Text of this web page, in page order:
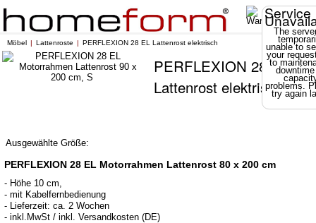
Service
The
unable to
your
to
problems.
try again
Möbel Lattenroste PERFLEXION 28 EL Lattenrost elektrisch
PERFLEXION 28 EL
Lattenrost elektrisch
Ausgewählte Größe:
PERFLEXION 28 EL Motorrahmen Lattenrost 80 x 200 cm
- Höhe 10 cm,
- mit Kabelfernbedienung
- Lieferzeit: ca. 2 Wochen
- inkl.MwSt / inkl. Versandkosten (DE)